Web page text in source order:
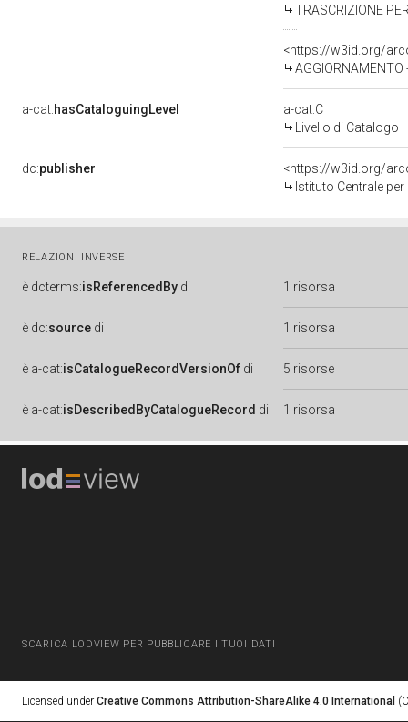
TRASCRIZIONE
<https://w3id.org/
a-cat:hasCataloguingLevel
a-cat:C
Livello di Catalogo
dc:publisher
<https://w3id.org/
Istituto Centrale
RELAZIONI INVERSE
è dcterms:isReferencedBy di 1 risorsa
è dc:source di 1 risorsa
è a-cat:isCatalogueRecordVersionOf di 5 risorse
è a-cat:isDescribedByCatalogueRecord di 1 risorsa
SCARICA LODVIEW PER PUBBLICARE I TUOI DATI
Licensed under Creative Commons Attribution-ShareAlike 4.0 International